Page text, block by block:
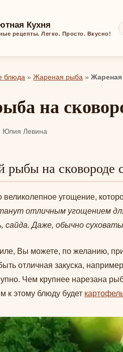
Кухня
рецепты. Легко. Просто. Вкусно!
блюда » Жареная рыба » Жареная
на
Юлия Левина
рыбы на сковороде
великолепное угощение,
отличным угощением
сайда. Даже, обычно
Вы можете, по желанию,
отличная закуска,
Чем крупнее нарезана
к этому блюду будет